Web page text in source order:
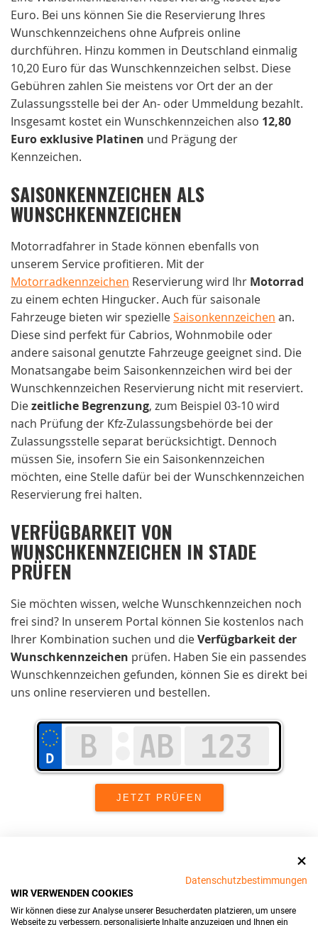
Euro. Bei uns können Sie die Reservierung Ihres
Wunschkennzeichens ohne Aufpreis online
durchführen. Hinzu kommen in Deutschland einmalig
10,20 Euro für das Wunschkennzeichen selbst. Diese
Gebühren zahlen Sie meistens vor Ort der an der
Zulassungsstelle bei der An- oder Ummeldung bezahlt.
Insgesamt kostet ein Wunschkennzeichen also 12,80
Euro exklusive Platinen und Prägung der
Kennzeichen.
SAISONKENNZEICHEN ALS
WUNSCHKENNZEICHEN
Motorradfahrer in Stade können ebenfalls von
unserem Service profitieren. Mit der
Motorradkennzeichen Reservierung wird Ihr Motorrad
zu einem echten Hingucker. Auch für saisonale
Fahrzeuge bieten wir spezielleSaisonkennzeichen an.
Diese sind perfekt für Cabrios, Wohnmobile oder
andere saisonal genutzte Fahrzeuge geeignet sind. Die
Monatsangabe beim Saisonkennzeichen wird bei der
Wunschkennzeichen Reservierung nicht mit reserviert.
Diezeitliche Begrenzung, zum Beispiel 03-10 wird
nach Prüfung der Kfz-Zulassungsbehörde bei der
Zulassungsstelle separat berücksichtigt. Dennoch
müssen Sie, insofern Sie ein Saisonkennzeichen
möchten, eine Stelle dafür bei der Wunschkennzeichen
Reservierung frei halten.
VERFÜGBARKEIT VON
WUNSCHKENNZEICHEN IN STADE
PRÜFEN
Sie möchten wissen, welche Wunschkennzeichen noch
frei sind? In unserem Portal können Sie kostenlos nach
Ihrer Kombination suchen und dieVerfügbarkeit der
Wunschkennzeichen prüfen. Haben Sie ein passendes
Wunschkennzeichen gefunden, können Sie es direkt bei
uns online reservieren und bestellen.
und Benutzerfreundlichkeit ein.
Unser Ziel ist es, den
Kennzeichenreservierungsprozessmöglichst einfach
Datenschutzbestimmungen
WIR VERWENDEN COOKIES
Wir können diese zur Analyse unserer Besucherdaten platzieren, um unsere
Webseite zu verbessern, personalisierte Inhalte anzuzeigen und Ihnen ein